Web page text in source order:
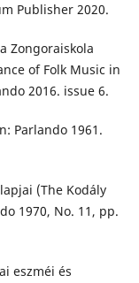
Publisher 2020.
Zongoraiskola
of Folk Music in
2016. issue 6.
Parlando 1961.
(The Kodály
1970, No. 11, pp.
eszméi és